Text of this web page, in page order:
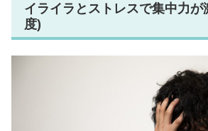
イライラとストレスで集中力が
度)